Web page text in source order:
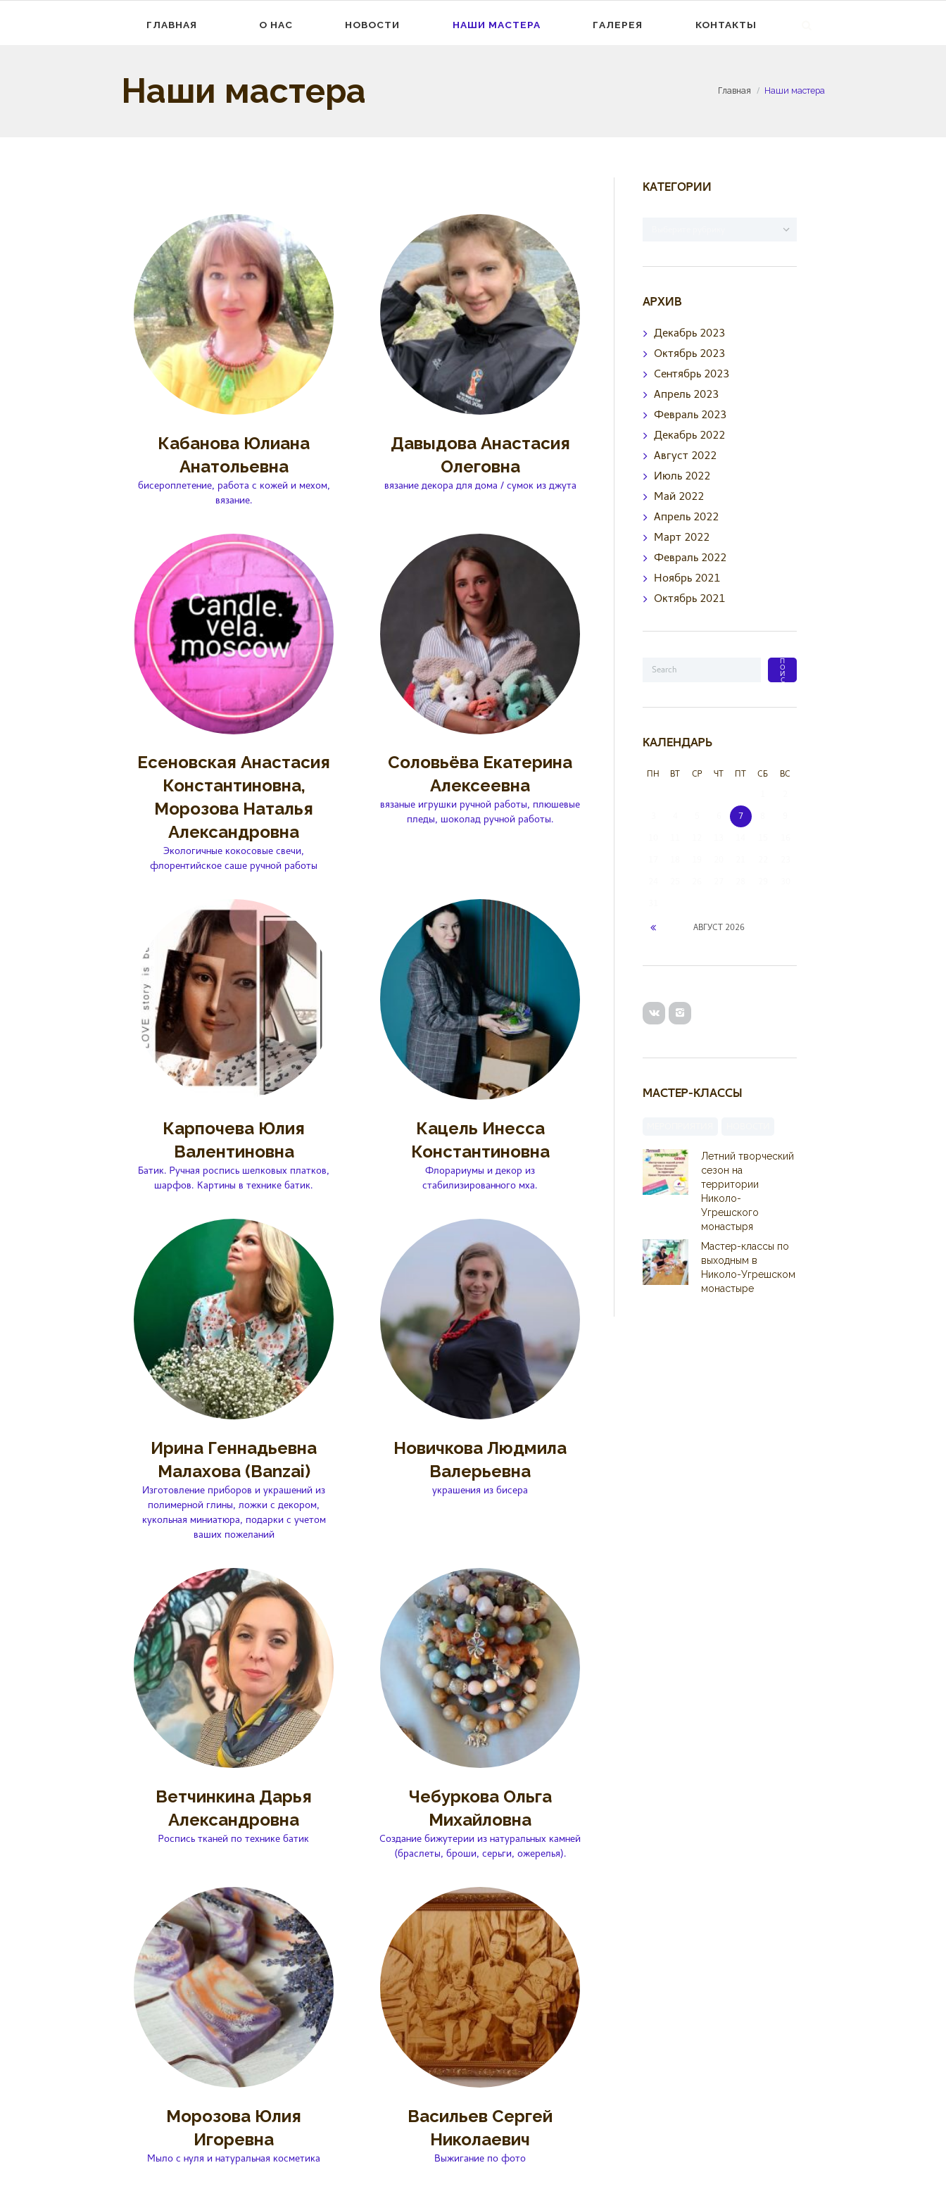
ГЛАВНАЯ О НАС НОВОСТИ НАШИ МАСТЕРА ГАЛЕРЕЯ КОНТАКТЫ
Наши мастера Главная Наши мастера
Кабанова Юлиана
Анатольевна
бисероплетение, работа с кожей и мехом,
вязание.
Давыдова Анастасия
Олеговна
вязание декора для дома / сумок из джута
Есеновская Анастасия
Константиновна,
Морозова Наталья
Александровна
Экологичные кокосовые свечи,
флорентийское саше ручной работы
Соловьёва Екатерина
Алексеевна
вязаные игрушки ручной работы, плюшевые
пледы, шоколад ручной работы.
Карпочева Юлия
Валентиновна
Батик. Ручная роспись шелковых платков,
шарфов. Картины в технике батик.
Кацель Инесса
Константиновна
Флорариумы и декор из
стабилизированного мха.
Ирина Геннадьевна
Малахова (Banzai)
Изготовление приборов и украшений из
полимерной глины, ложки с декором,
кукольная миниатюра, подарки с учетом
ваших пожеланий
Новичкова Людмила
Валерьевна
украшения из бисера
Ветчинкина Дарья
Александровна
Роспись тканей по технике батик
Чебуркова Ольга
Михайловна
Создание бижутерии из натуральных камней
(браслеты, броши, серьги, ожерелья).
Морозова Юлия
Игоревна
Мыло с нуля и натуральная косметика
Васильев Сергей
Николаевич
Выжигание по фото
КАТЕГОРИИ
АРХИВ
Декабрь 2023
Октябрь 2023
Сентябрь 2023
Апрель 2023
Февраль 2023
Декабрь 2022
Август 2022
Июль 2022
Май 2022
Апрель 2022
Март 2022
Февраль 2022
Ноябрь 2021
Октябрь 2021
КАЛЕНДАРЬ
ПН ВТ СР ЧТ ПТ СБ
ВС
7
АВГУСТ 2026
МАСТЕР-КЛАССЫ
Летний творческий
сезон на
территории
Николо-
Угрешского
монастыря
Мастер-классы по
выходным в
Николо-Угрешском
монастыре